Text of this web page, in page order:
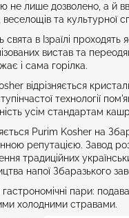
не лише дозволено, а й
веселощів та культурної
свята в Ізраїлі
вистав та
і сама горілка.
відрізняється
технології
усім стандартам
Purim Kosher на
репутацією. Завод
традиційних
напої Збаразького
гастрономічні пари:
холодними стравами.